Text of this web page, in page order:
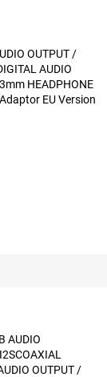
OUTPUT /
AUDIO
HEADPHONE
EU Version
AUDIO
OUTPUT /